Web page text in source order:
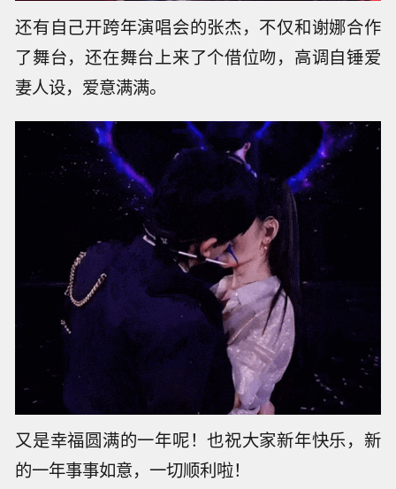
还有自己开跨年演唱会的张杰，不仅和谢娜合作
了舞台，还在舞台上来了个借位吻，高调自锤爱
妻人设，爱意满满。
又是幸福圆满的一年呢！也祝大家新年快乐，新
的一年事事如意，一切顺利啦！